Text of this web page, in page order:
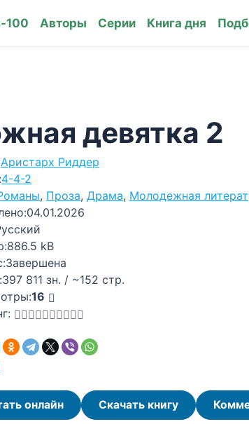
100 Авторы Серии Книга дня
девятка 2
Аристарх Риддер
4-4-2
, Проза, Драма, Молодежная
04.01.2026
886.5 kB
Завершена
397 811 зн. / ~152 стр.
16
онлайн Скачать книгу